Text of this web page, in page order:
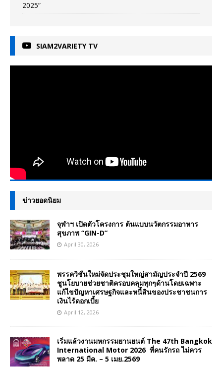
2025”
SIAM2VARIETY TV
ข่าวยอดนิยม
จุฬาฯ เปิดตัวโครงการ ต้นแบบนวัตกรรมอาหาร
สุขภาพ “GIN-D”
April 30, 2026
พรรควิชั่นใหม่จัดประชุมใหญ่สามัญประจำปี 2569
ชูนโยบายช่วยชาติครอบคลุมทุกๆด้านโดยเฉพาะ
แก้ไขปัญหาเศรษฐกิจและหนี้สินของประชาชนการ
เงินไร้ดอกเบี้ย
April 12, 2026
เริ่มแล้วงานมหกรรมยานยนต์ The 47th Bangkok
International Motor 2026 ที่คนรักรถ ไม่ควร
พลาด 25 มีค. – 5 เมย.2569